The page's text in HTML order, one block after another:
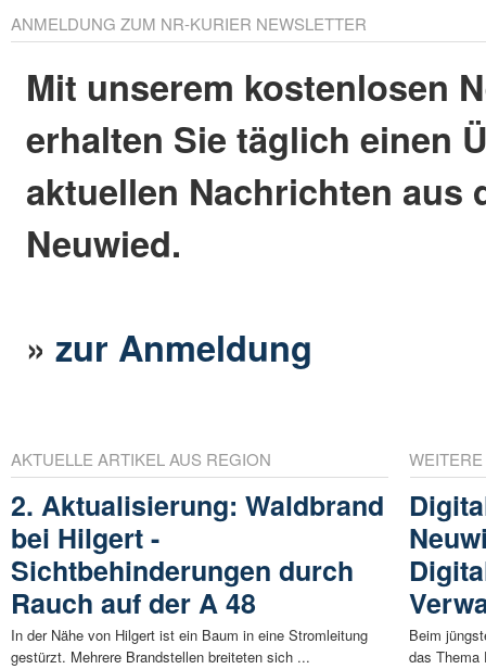
ANMELDUNG ZUM NR-KURIER NEWSLETTER
Mit unserem kostenlosen
erhalten Sie täglich einen
aktuellen Nachrichten aus
Neuwied.
»zur Anmeldung
AKTUELLE ARTIKEL AUS REGION
2. Aktualisierung: Waldbrand
bei Hilgert -
Sichtbehinderungen durch
Rauch auf der A 48
In der Nähe von Hilgert ist ein Baum in eine Stromleitung
gestürzt. Mehrere Brandstellen breiteten sich ...
Beim
das Thema